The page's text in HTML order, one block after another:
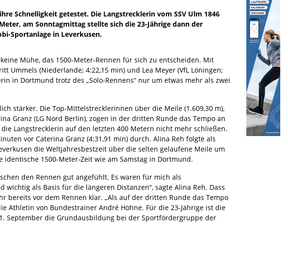
Schnelligkeit getestet. Die Langstrecklerin vom SSV Ulm 1846
am Sonntagmittag stellte sich die 23-Jährige dann der
Sportanlage in Leverkusen.
Mühe, das 1500-Meter-Rennen für sich zu entscheiden. Mit
Ummels (Niederlande; 4:22,15 min) und Lea Meyer (VfL Löningen;
in Dortmund trotz des „Solo-Rennens“ nur um etwas mehr als zwei
stärker. Die Top-Mittelstrecklerinnen über die Meile (1.609,30 m),
Granz (LG Nord Berlin), zogen in der dritten Runde das Tempo an
Langstrecklerin auf den letzten 400 Metern nicht mehr schließen.
vor Caterina Granz (4:31,91 min) durch. Alina Reh folgte als
die Weltjahresbestzeit über die selten gelaufene Meile um
1500-Meter-Zeit wie am Samstag in Dortmund.
den Rennen gut angefühlt. Es waren für mich als
als Basis für die längeren Distanzen“, sagte Alina Reh. Dass
vor dem Rennen klar. „Als auf der dritten Runde das Tempo
Athletin von Bundestrainer André Höhne. Für die 23-Jährige ist die
September die Grundausbildung bei der Sportfördergruppe der